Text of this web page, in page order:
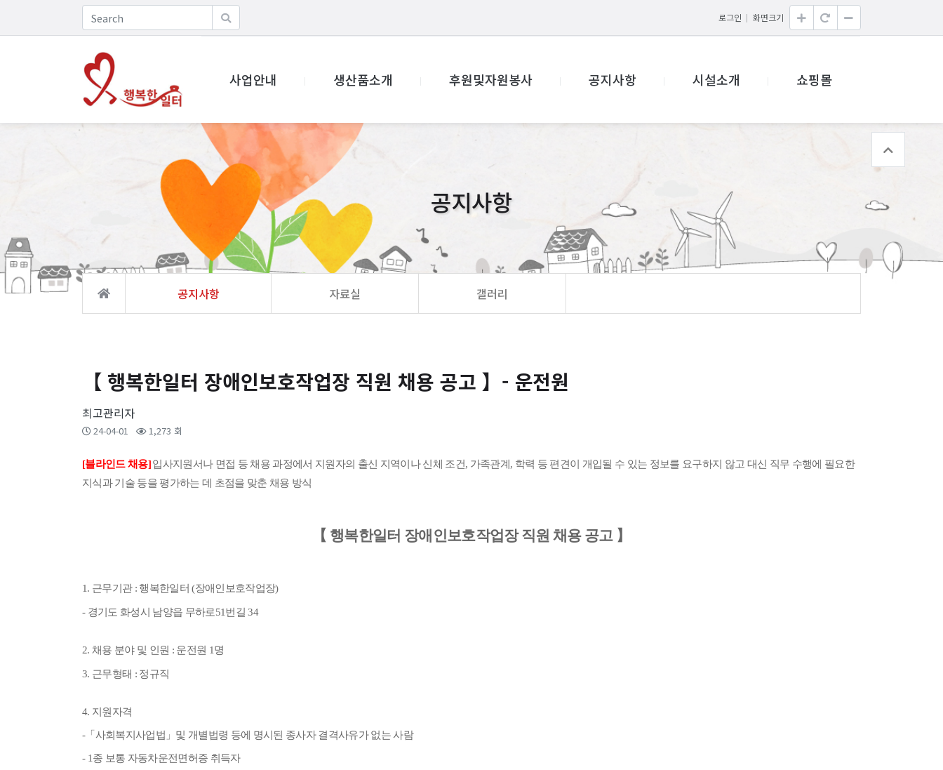
로그인 화면크기
사업안내 생산품소개 후원및자원봉사 공지사항 시설소개 쇼핑몰
공지사항
공지사항 자료실 갤러리
【 행복한일터 장애인보호작업장 직원 채용 공고 】- 운전원
최고관리자
24-04-01 1,273 회
[블라인드 채용]입사지원서나 면접 등 채용 과정에서 지원자의 출신 지역이나 신체 조건, 가족관계 , 학력 등 편견이 개입될 수 있는 정보를 요구하지 않고 대신 직무 수행에 필요한
지식과 기술 등을 평가하는 데 초점을 맞춘 채용 방식
【 행복한일터 장애인보호작업장 직원 채용 공고 】
1. 근무기관 : 행복한일터(장애인보호작업장)
- 경기도 화성시 남양읍 무하로51번길34
2. 채용 분야 및 인원 : 운전원 1명
3. 근무형태 : 정규직
4. 지원자격
-「 사회복지사업법 」 및 개별법령 등에 명시된 종사자 결격사유가 없는 사람
- 1종 보통 자동차운전면허증 취득자